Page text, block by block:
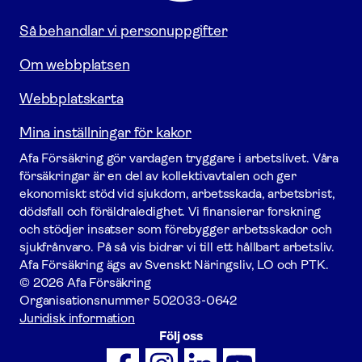
Så behandlar vi personuppgifter
Om webbplatsen
Webbplatskarta
Mina inställningar för kakor
Afa För­säkring gör vardagen tryggare i arbetslivet. Våra
försäk­ringar är en del av kollektivavtalen och ger
ekonomiskt stöd vid sjukdom, arbetsskada, arbetsbrist,
dödsfall och föräldraledighet. Vi finansierar forskning
och stödjer insatser som förebygger arbets­skador och
sjukfrånvaro. På så vis bidrar vi till ett hållbart arbetsliv.
Afa För­säkring ägs av Svenskt Näringsliv, LO och PTK.
© 2026 Afa Försäkring
Organisationsnummer 502033-0642
Juridisk information
Följ oss